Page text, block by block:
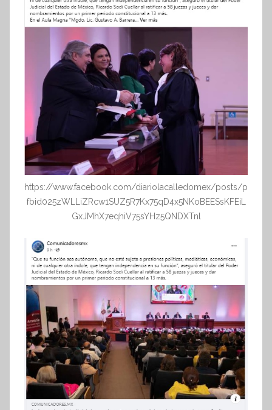
https://www.facebook.com/diariolacalledomex/posts/p
fbid025zWLLiZRcw1SUZ5R7Kx75qD4x5NKoBEESsKFEiL
GxJMhX7eqhiV75sYHz5QNDXTnl